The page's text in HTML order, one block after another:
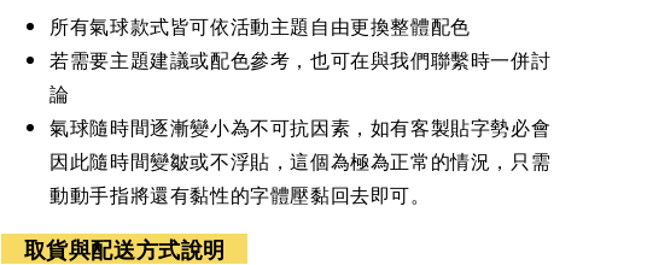
所有氣球款式皆可依活動主題自由更換整體配色
若需要主題建議或配色參考，也可在與我們聯繫時一併討
論
氣球隨時間逐漸變小為不可抗因素，如有客製貼字勢必會
因此隨時間變皺或不浮貼，這個為極為正常的情況，只需
動動手指將還有黏性的字體壓黏回去即可。
取貨與配送方式說明